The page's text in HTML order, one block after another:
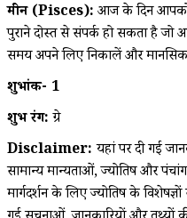
मीन (Pisces): आज के दिन
पुराने दोस्त से संपर्क हो सकता है जो
समय अपने लिए निकालें और
शुभांक- 1
शुभ रंग:ग्रे
Disclaimer:यहां पर दी गई
सामान्य मान्यताओं, ज्योतिष और
मार्गदर्शन के लिए ज्योतिष के